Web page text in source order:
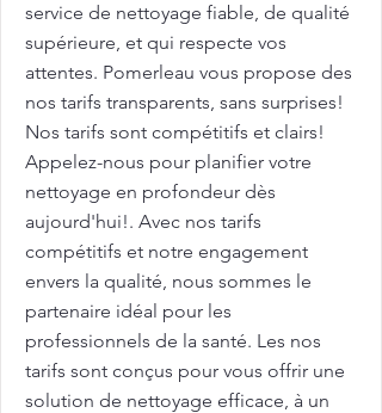
service de nettoyage fiable, de qualité
supérieure, et qui respecte vos
attentes. Pomerleau vous propose des
nos tarifs transparents, sans surprises!
Nos tarifs sont compétitifs et clairs!
Appelez-nous pour planifier votre
nettoyage en profondeur dès
aujourd'hui!. Avec nos tarifs
compétitifs et notre engagement
envers la qualité, nous sommes le
partenaire idéal pour les
professionnels de la santé. Les nos
tarifs sont conçus pour vous offrir une
solution de nettoyage efficace, à un